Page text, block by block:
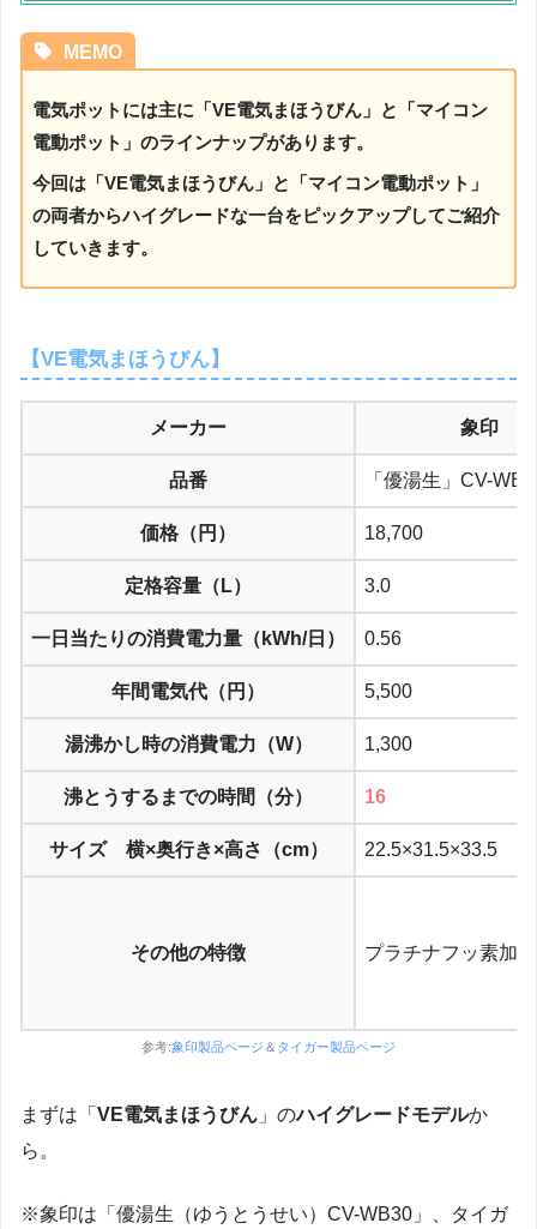
MEMO
電気ポットには主に「VE電気まほうびん」と「マイコン
電動ポット」のラインナップがあります。
今回は「VE電気まほうびん」と「マイコン電動ポット」
の両者からハイグレードな一台をピックアップしてご紹介
していきます。
【VE電気まほうびん】
メーカー 象印
品番 「優湯生」CV-
価格（円） 18,700
定格容量（L） 3.0
一日当たりの消費電力量（kWh/日） 0.56
年間電気代（円） 5,500
湯沸かし時の消費電力（W） 1,300
沸とうするまでの時間（分） 16
サイズ 横×奥行き×高さ（cm） 22.5×31.5×33.5
その他の特徴 プラチナフッ素加
参考:象印製品ページ ＆ タイガー製品ページ
まずは「 VE電気まほうびん 」のハイグレードモデルか
ら。
※象印は「優湯生（ゆうとうせい）CV-WB30」、タイガ